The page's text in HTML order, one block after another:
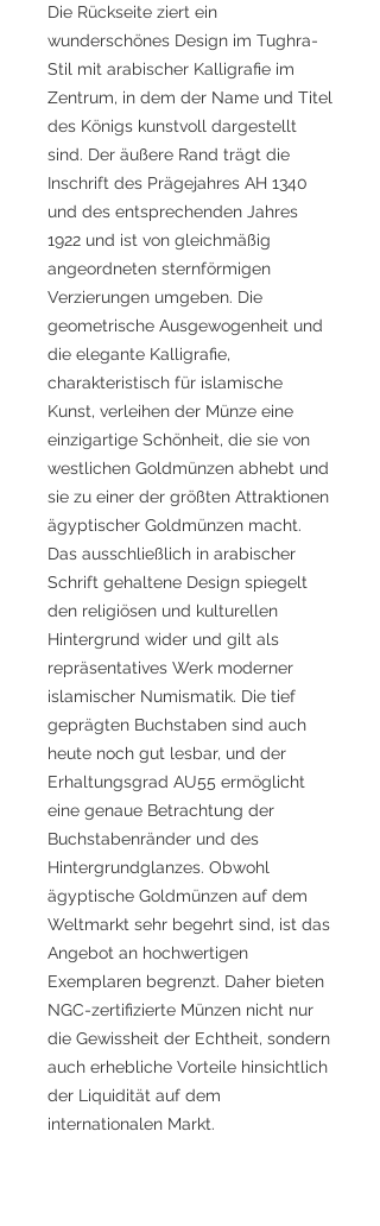
Die Rückseite ziert ein
wunderschönes Design im Tughra-
Stil mit arabischer Kalligrafie im
Zentrum, in dem der Name und Titel
des Königs kunstvoll dargestellt
sind. Der äußere Rand trägt die
Inschrift des Prägejahres AH 1340
und des entsprechenden Jahres
1922 und ist von gleichmäßig
angeordneten sternförmigen
Verzierungen umgeben. Die
geometrische Ausgewogenheit und
die elegante Kalligrafie,
charakteristisch für islamische
Kunst, verleihen der Münze eine
einzigartige Schönheit, die sie von
westlichen Goldmünzen abhebt und
sie zu einer der größten Attraktionen
ägyptischer Goldmünzen macht.
Das ausschließlich in arabischer
Schrift gehaltene Design spiegelt
den religiösen und kulturellen
Hintergrund wider und gilt als
repräsentatives Werk moderner
islamischer Numismatik. Die tief
geprägten Buchstaben sind auch
heute noch gut lesbar, und der
Erhaltungsgrad AU55 ermöglicht
eine genaue Betrachtung der
Buchstabenränder und des
Hintergrundglanzes. Obwohl
ägyptische Goldmünzen auf dem
Weltmarkt sehr begehrt sind, ist das
Angebot an hochwertigen
Exemplaren begrenzt. Daher bieten
NGC-zertifizierte Münzen nicht nur
die Gewissheit der Echtheit, sondern
auch erhebliche Vorteile hinsichtlich
der Liquidität auf dem
internationalen Markt.